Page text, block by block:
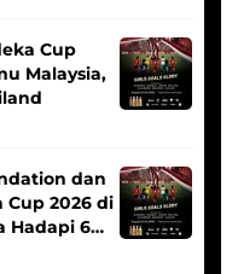
Cup
Malaysia,
dan
Cup 2026 di
Hadapi 6